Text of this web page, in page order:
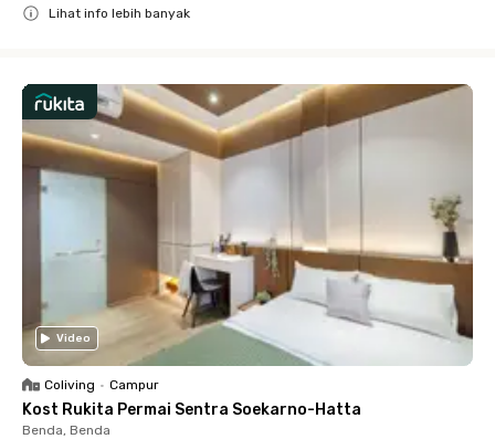
Lihat info lebih banyak
Video
Coliving • Campur
Kost Rukita Permai Sentra Soekarno-Hatta
Benda, Benda